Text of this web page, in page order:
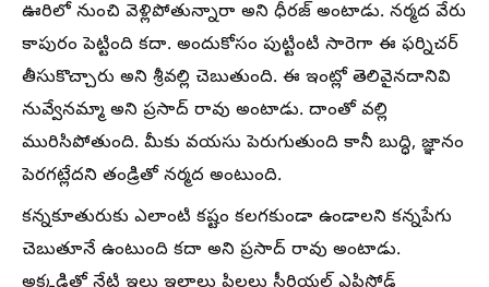
ఊరిలో నుంచి వెళ్లిపోతున్నారా అని ధీరజ్ అంటాడు. నర్మద వేరు
కాపురం పెట్టింది కదా. అందుకోసం పుట్టింటి సారెగా ఈ ఫర్నిచర్
తీసుకొచ్చారు అని శ్రీవల్లి చెబుతుంది. ఈ ఇంట్లో తెలివైనదానివి
నువ్వేనమ్మా అని ప్రసాద్ రావు అంటాడు. దాంతో వల్లి
మురిసిపోతుంది. మీకు వయసు పెరుగుతుంది కానీ బుద్ధి, జ్ఞానం
పెరగట్లేదని తండ్రితో నర్మద అంటుంది.
కన్నకూతురుకు ఎలాంటి కష్టం కలగకుండా ఉండాలని కన్నపేగు
చెబుతూనే ఉంటుంది కదా అని ప్రసాద్ రావు అంటాడు.